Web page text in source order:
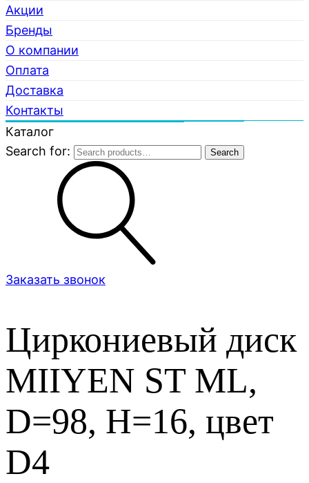
Акции
Бренды
О компании
Оплата
Доставка
Контакты
Каталог
Search for:
Search
Заказать звонок
Циркониевый диск
MIIYEN ST ML,
D=98, H=16, цвет
D4